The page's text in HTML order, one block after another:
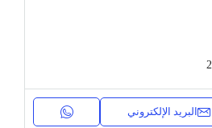
البريد الإلكتروني